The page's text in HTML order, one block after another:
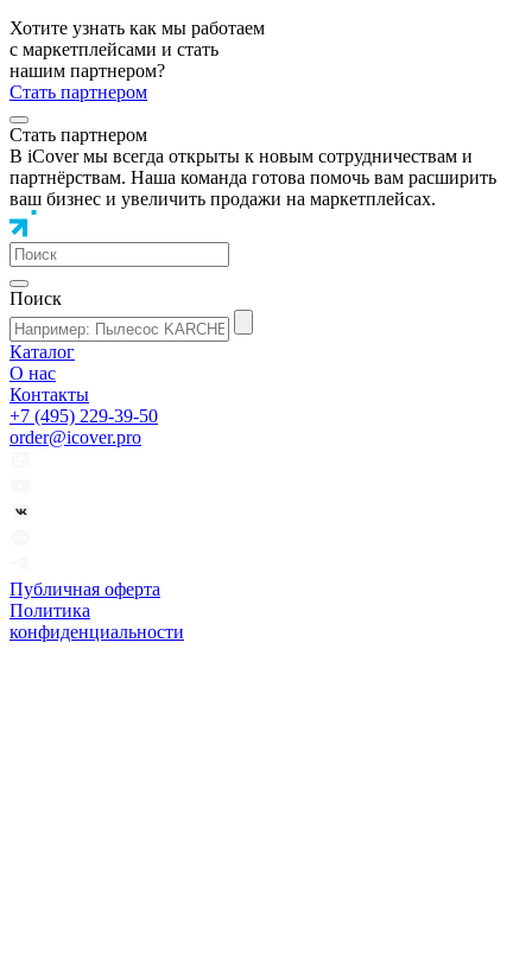
Хотите узнать как мы работаем
с маркетплейсами и стать
нашим партнером?
Стать партнером
Стать партнером
В iCover мы всегда открыты к новым сотрудничествам и
партнёрствам. Наша команда готова помочь вам расширить
ваш бизнес и увеличить продажи на маркетплейсах.
Поиск
Каталог
О нас
Контакты
+7 (495) 229-39-50
order@icover.pro
Публичная оферта
Политика
конфиденциальности